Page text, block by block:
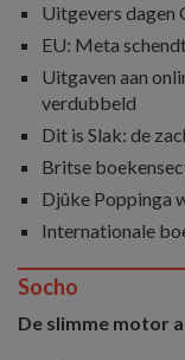
Uitgevers dagen
EU: Meta
Uitgaven aan
verdubbeld
Dit is Slak: de
Britse
Djûke Poppinga
Internationale
Socho
De slimme motor